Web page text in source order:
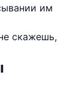
им
скажешь,